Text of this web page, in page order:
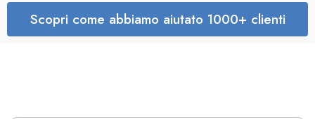
Scopri come abbiamo aiutato 1000+ clienti